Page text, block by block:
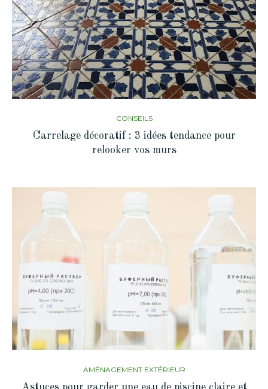
CONSEILS
Carrelage décoratif : 3 idées tendance pour
relooker vos murs
AMÉNAGEMENT EXTÉRIEUR